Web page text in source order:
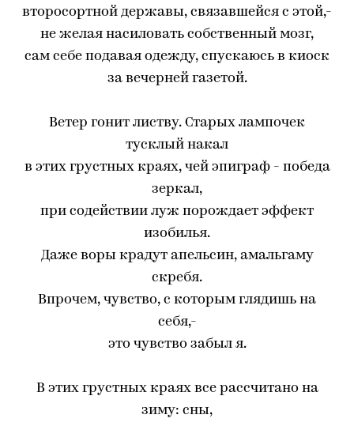
второсортной державы, связавшейся с этой,-
не желая насиловать собственный мозг,
сам себе подавая одежду, спускаюсь в киоск
за вечерней газетой.
Ветер гонит листву. Старых лампочек
тусклый накал
в этих грустных краях, чей эпиграф - победа
зеркал,
при содействии луж порождает эффект
изобилья.
Даже воры крадут апельсин, амальгаму
скребя.
Впрочем, чувство, с которым глядишь на
себя,-
это чувство забыл я.
В этих грустных краях все рассчитано на
зиму: сны,